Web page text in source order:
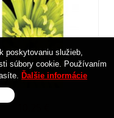
poskytovaniu služieb,
súbory cookie. Používaním
Ďalšie informácie